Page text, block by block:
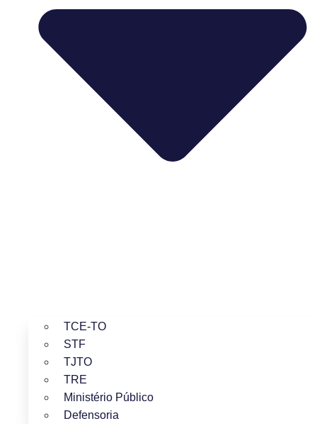
TCE-TO
STF
TJTO
TRE
Ministério Público
Defensoria